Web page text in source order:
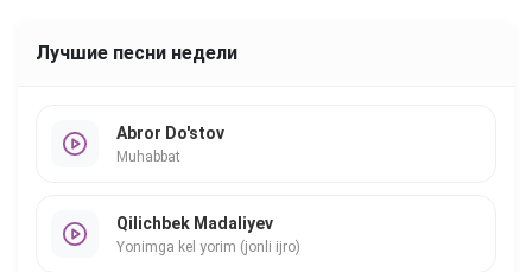
Лучшие песни недели
Abror Do'stov
Muhabbat
Qilichbek Madaliyev
Yonimga kel yorim (jonli ijro)